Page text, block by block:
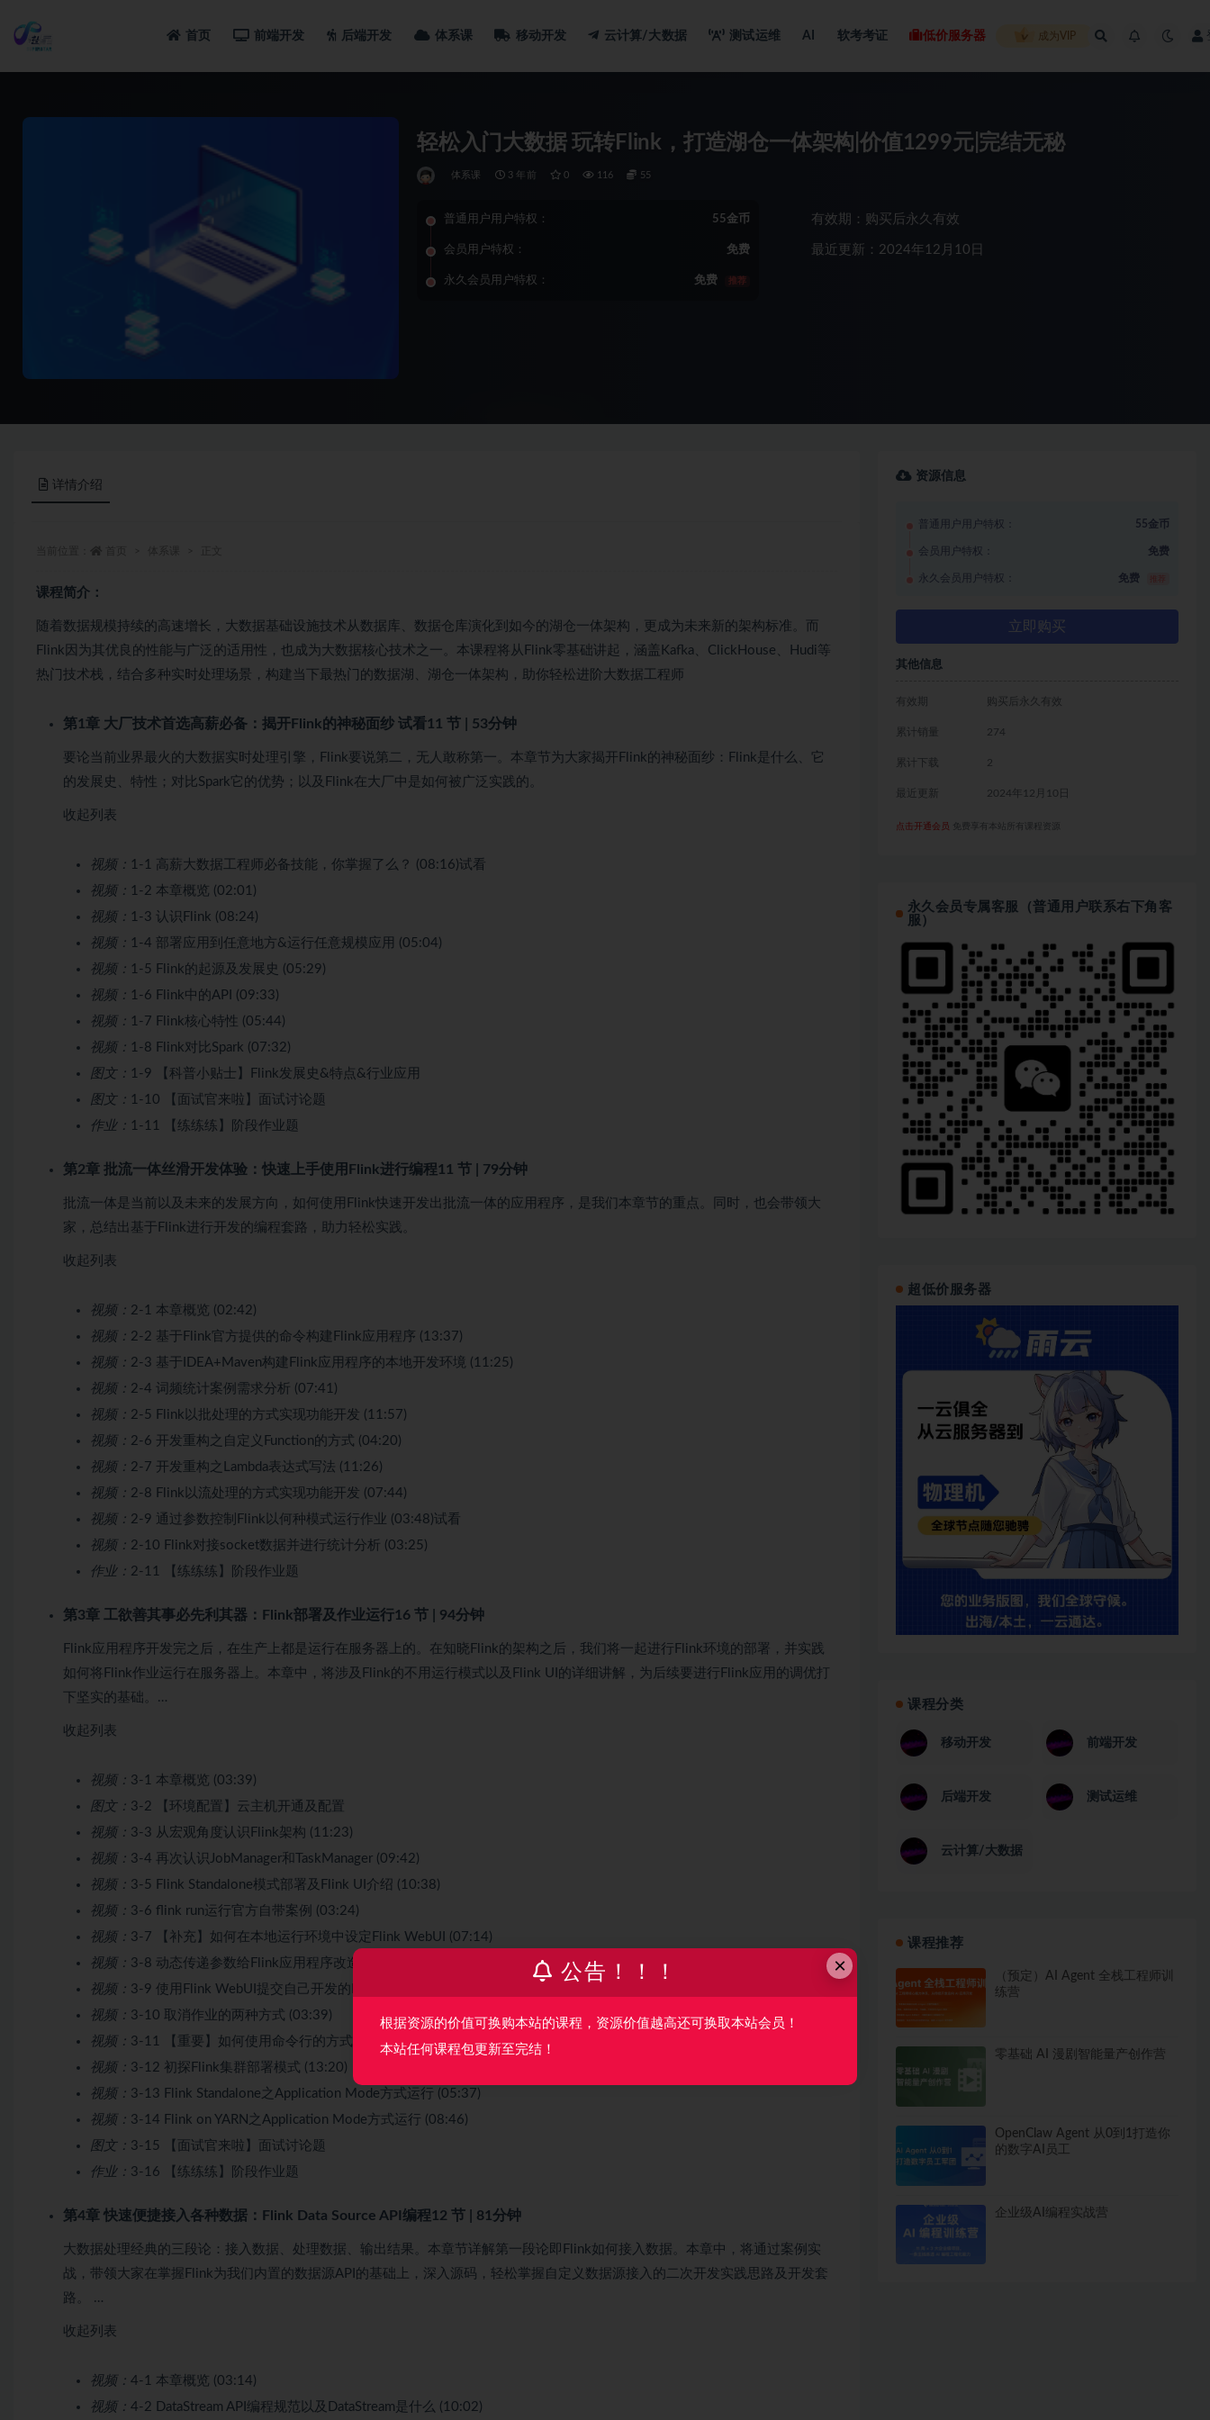
首页 前端开发 后端开发 体系课 移动开发 云计算/大数据 测试运维 AI 软考考证 低价服务器 成为VIP
轻松入门大数据 玩转Flink，打造湖仓一体架构|价值1299元|完结无秘
体系课 3 年前 0 116 55
普通用户用户特权： 55金币
会员用户特权： 免费
永久会员用户特权： 免费 推荐
有效期：购买后永久有效
最近更新：2024年12月10日
详情介绍
课程简介：
随着数据规模持续的高速增长，大数据基础设施技术从数据库、数据仓库演化到如今的湖仓一体架构，更成为未来新的架构标准。而
Flink因为其优良的性能与广泛的适用性，也成为大数据核心技术之一。本课程将从Flink零基础讲起，涵盖Kafka、ClickHouse、Hudi等
热门技术栈，结合多种实时处理场景，构建当下最热门的数据湖、湖仓一体架构，助你轻松进阶大数据工程师
第1章 大厂技术首选高薪必备：揭开Flink的神秘面纱 试看11 节 | 53分钟
要论当前业界最火的大数据实时处理引擎，Flink要说第二，无人敢称第一。本章节为大家揭开Flink的神秘面纱：Flink是什么、它
的发展史、特性；对比Spark它的优势；以及Flink在大厂中是如何被广泛实践的。
收起列表
视频： 1-1 高薪大数据工程师必备技能，你掌握了么？ (08:16)试看
视频： 1-2 本章概览 (02:01)
视频： 1-3 认识Flink (08:24)
视频： 1-4 部署应用到任意地方&运行任意规模应用 (05:04)
视频： 1-5 Flink的起源及发展史 (05:29)
视频： 1-6 Flink中的API (09:33)
视频： 1-7 Flink核心特性 (05:44)
视频： 1-8 Flink对比Spark (07:32)
图文： 1-9 【科普小贴士】Flink发展史&特点&行业应用
图文： 1-10 【面试官来啦】面试讨论题
作业： 1-11 【练练练】阶段作业题
第2章 批流一体丝滑开发体验：快速上手使用Flink进行编程11 节 | 79分钟
批流一体是当前以及未来的发展方向，如何使用Flink快速开发出批流一体的应用程序，是我们本章节的重点。同时，也会带领大
家，总结出基于Flink进行开发的编程套路，助力轻松实践。
收起列表
视频： 2-1 本章概览 (02:42)
视频： 2-2 基于Flink官方提供的命令构建Flink应用程序 (13:37)
视频： 2-3 基于IDEA+Maven构建Flink应用程序的本地开发环境 (11:25)
视频： 2-4 词频统计案例需求分析 (07:41)
视频： 2-5 Flink以批处理的方式实现功能开发 (11:57)
视频： 2-6 开发重构之自定义Function的方式 (04:20)
视频： 2-7 开发重构之Lambda表达式写法 (11:26)
视频： 2-8 Flink以流处理的方式实现功能开发 (07:44)
视频： 2-9 通过参数控制Flink以何种模式运行作业 (03:48)试看
视频： 2-10 Flink对接socket数据并进行统计分析 (03:25)
作业： 2-11 【练练练】阶段作业题
第3章 工欲善其事必先利其器：Flink部署及作业运行16 节 | 94分钟
Flink应用程序开发完之后，在生产上都是运行在服务器上的。在知晓Flink的架构之后，我们将一起进行Flink环境的部署，并实践
如何将Flink作业运行在服务器上。本章中，将涉及Flink的不用运行模式以及Flink UI的详细讲解，为后续要进行Flink应用的调优打
下坚实的基础。…
收起列表
视频： 3-1 本章概览 (03:39)
图文： 3-2 【环境配置】云主机开通及配置
视频： 3-3 从宏观角度认识Flink架构 (11:23)
视频： 3-4 再次认识JobManager和TaskManager (09:42)
视频： 3-5 Flink Standalone模式部署及Flink UI介绍 (10:38)
视频： 3-6 flink run运行官方自带案例 (03:24)
视频： 3-7 【补充】如何在本地运行环境中设定Flink WebUI (07:14)
视频： 3-8 动态传递参数给Flink应用程序改造 (04:02)
视频： 3-9 使用Flink WebUI提交自己开发的Flink应用程序 (03:33)
视频： 3-10 取消作业的两种方式 (03:39)
视频： 3-11 【重要】如何使用命令行的方式提交Flink应用程序 (08:11)
视频： 3-12 初探Flink集群部署模式 (13:20)
视频： 3-13 Flink Standalone之Application Mode方式运行 (05:37)
视频： 3-14 Flink on YARN之Application Mode方式运行 (08:46)
图文： 3-15 【面试官来啦】面试讨论题
作业： 3-16 【练练练】阶段作业题
第4章 快速便捷接入各种数据：Flink Data Source API编程12 节 | 81分钟
大数据处理经典的三段论：接入数据、处理数据、输出结果。本章节详解第一段论即Flink如何接入数据。本章中，将通过案例实
战，带领大家在掌握Flink为我们内置的数据源API的基础上，深入源码，轻松掌握自定义数据源接入的二次开发实践思路及开发套
路。 …
收起列表
视频： 4-1 本章概览 (03:14)
视频： 4-2 DataStream API编程规范以及DataStream是什么 (10:02)
资源信息
普通用户用户特权： 55金币
会员用户特权： 免费
永久会员用户特权： 免费
立即购买
其他信息
有效期 购买后永久有效
累计销量 274
累计下载 2
最近更新 2024年12月10日
点击开通会员 免费享有本站所有课程资源
永久会员专属客服（普通用户联系右下角客
服）
超低价服务器
课程分类
移动开发 前端开发
后端开发 测试运维
云计算/大数据
课程推荐
（预定）AI Agent 全栈工程师训
练营
零基础 AI 漫剧智能量产创作营
OpenClaw Agent 从0到1打造你
的数字AI员工
企业级AI编程实战营
×
公告！！！
根据资源的价值可换购本站的课程，资源价值越高还可换取本站会员！
本站任何课程包更新至完结！